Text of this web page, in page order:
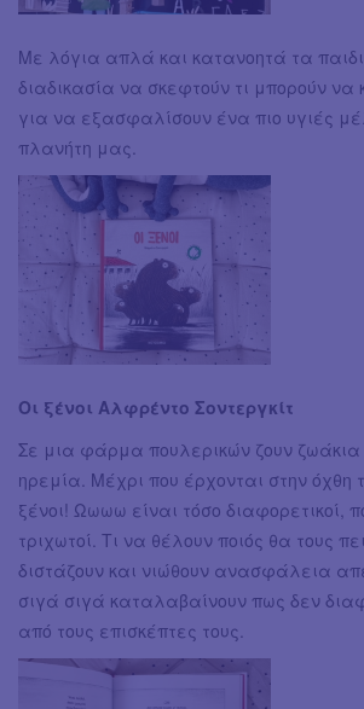
Με λόγια απλά και κατανοητά τα
διαδικασία να σκεφτούν τι μπορούν να
για να εξασφαλίσουν ένα πιο υγιές
πλανήτη μας.
Οι ξένοι Αλφρέντο Σοντεργκίτ
Σε μια φάρμα πουλερικών ζουν
ηρεμία. Μέχρι που έρχονται στην όχθη
ξένοι! Ωωωω είναι τόσο διαφορετικοί,
τριχωτοί. Τι να θέλουν ποιός θα τους
διστάζουν και νιώθουν ανασφάλεια
σιγά σιγά καταλαβαίνουν πως δεν
από τους επισκέπτες τους.